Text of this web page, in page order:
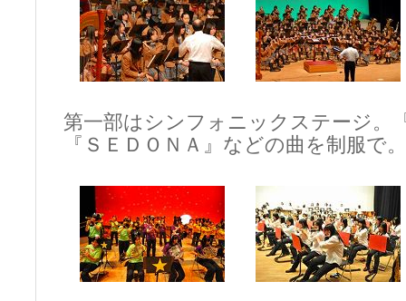
第一部はシンフォニックステージ。
『ＳＥＤＯＮＡ』などの曲を制服で。